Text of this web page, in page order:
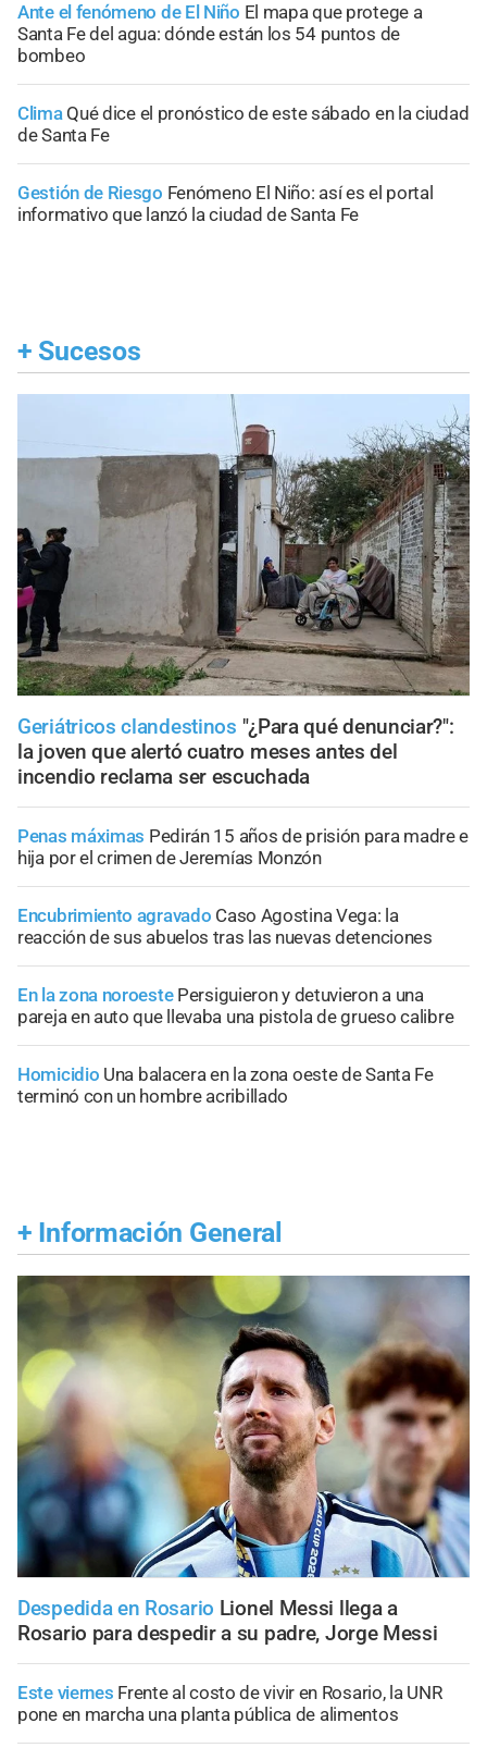
Ante el fenómeno de El Niño El mapa que protege a
Santa Fe del agua: dónde están los 54 puntos de
bombeo
Clima Qué dice el pronóstico de este sábado en la ciudad
de Santa Fe
Gestión de Riesgo Fenómeno El Niño: así es el portal
informativo que lanzó la ciudad de Santa Fe
+ Sucesos
Geriátricos clandestinos "¿Para qué denunciar?":
la joven que alertó cuatro meses antes del
incendio reclama ser escuchada
Penas máximas Pedirán 15 años de prisión para madre e
hija por el crimen de Jeremías Monzón
Encubrimiento agravado Caso Agostina Vega: la
reacción de sus abuelos tras las nuevas detenciones
En la zona noroeste Persiguieron y detuvieron a una
pareja en auto que llevaba una pistola de grueso calibre
Homicidio Una balacera en la zona oeste de Santa Fe
terminó con un hombre acribillado
+ Información General
Despedida en Rosario Lionel Messi llega a
Rosario para despedir a su padre, Jorge Messi
Este viernes Frente al costo de vivir en Rosario, la UNR
pone en marcha una planta pública de alimentos